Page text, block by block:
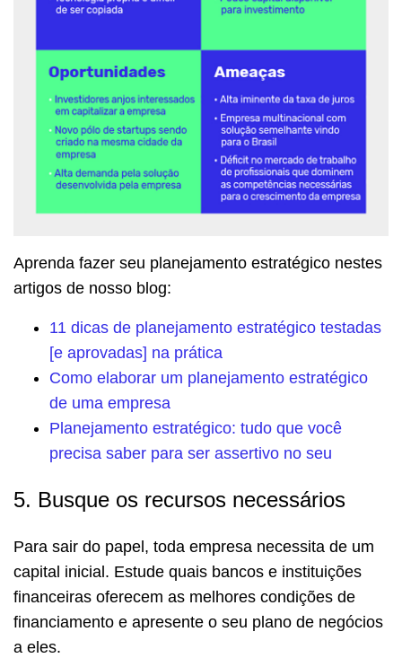
Aprenda fazer seu planejamento estratégico nestes
artigos de nosso blog:
11 dicas de planejamento estratégico testadas
[e aprovadas] na prática
Como elaborar um planejamento estratégico
de uma empresa
Planejamento estratégico: tudo que você
precisa saber para ser assertivo no seu
5. Busque os recursos necessários
Para sair do papel, toda empresa necessita de um
capital inicial. Estude quais bancos e instituições
financeiras oferecem as melhores condições de
financiamento e apresente o seu plano de negócios
a eles.